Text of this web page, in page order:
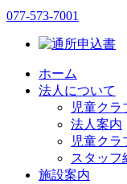
077-573-7001
ホーム
法人について
児童クラ
法人案内
児童クラ
スタッフ
施設案内